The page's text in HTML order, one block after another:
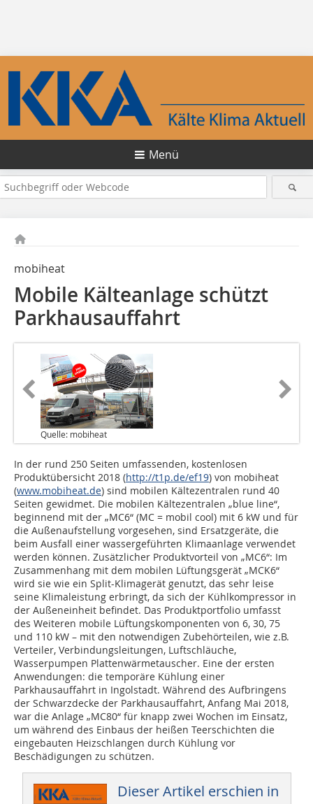
Menü
mobiheat
Mobile Kälteanlage schützt
Parkhausauffahrt
Quelle: mobiheat
In der rund 250 Seiten umfassenden, kostenlosen
Produktübersicht 2018 (http://t1p.de/ef19) von mobiheat
(www.mobiheat.de) sind mobilen Kältezentralen rund 40
Seiten gewidmet. Die mobilen Kältezentralen „blue line“,
beginnend mit der „MC6“ (MC = mobil cool) mit 6 kW und für
die Außenaufstellung vorgesehen, sind Ersatzgeräte, die
beim Ausfall einer wassergeführten Klimaanlage verwendet
werden können. Zusätzlicher Produktvorteil von „MC6“: Im
Zusammenhang mit dem mobilen Lüftungsgerät „MCK6“
wird sie wie ein Split-Klimagerät genutzt, das sehr leise
seine Klimaleistung erbringt, da sich der Kühlkompressor in
der Außeneinheit befindet. Das Produktportfolio umfasst
des Weiteren mobile Lüftungskomponenten von 6, 30, 75
und 110 kW – mit den notwendigen Zubehörteilen, wie z.B.
Verteiler, Verbindungsleitungen, Luftschläuche,
Wasserpumpen Plattenwärmetauscher. Eine der ersten
Anwendungen: die temporäre Kühlung einer
Parkhausauffahrt in Ingolstadt. Während des Aufbringens
der Schwarzdecke der Parkhausauffahrt, Anfang Mai 2018,
war die Anlage „MC80“ für knapp zwei Wochen im Einsatz,
um während des Einbaus der heißen Teerschichten die
eingebauten Heizschlangen durch Kühlung vor
Beschädigungen zu schützen.
Dieser Artikel erschien in